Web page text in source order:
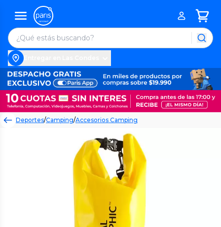
Deportes/Camping/Accesorios Camping